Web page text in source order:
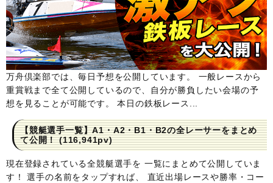
万舟倶楽部では、毎日予想を公開しています。 一般レースから
重賞戦まで全て公開しているので、自分が勝負したい会場の予
想を見ることが可能です。 本日の鉄板レース...
【競艇選手一覧】A1・A2・B1・B2の全レーサーをまとめ
て公開！(116,941pv)
現在登録されている全競艇選手を 一覧にまとめて公開していま
す！ 選手の名前をタップすれば、 直近出場レースや勝率・コー